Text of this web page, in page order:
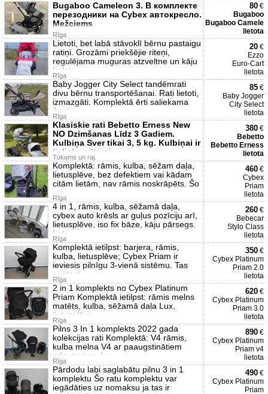
Bugaboo Cameleon 3. В комплекте
перезодники на Cybex автокресло.
Mežciems
Rīga
80 €
Bugaboo
Bugaboo Camele
lietota
Lietoti, bet labā stāvoklī bērnu pastaigu
ratiņi. Grozāmi priekšējie riteņi,
regulējama muguras atzveltne un kāju
balsts
Rīga
20 €
Ezzo
Euro-Cart
lietota
Baby Jogger City Select tandēmrati
divu bērnu transportēšanai. Rati lietoti,
izmazgāti. Komplektā ērti saliekama
šasija,
Rīga
85 €
Baby Jogger
City Select
lietota
Klasiskie rati Bebetto Erness New
NO Dzimšanas Līdz 3 Gadiem.
Kulbiņa Sver tikai 3, 5 kg. Kulbiņai ir
lieliska siltumi
Tukums un raj.
380 €
Bebetto
Bebetto Erness
lietota
Komplektā: rāmis, kulba, sēžam daļa,
lietusplēve, bez defektiem vai kādam
citām lietām, nav rāmis noskrāpēts. Šo
rat
Rīga
460 €
Cybex
Priam
lietota
4 in 1, rāmis, kulba, sēžamā daļa,
cybex auto krēsls ar guļus pozīciju arī,
lietusplēve, iso fix bāze, kāju pārsegs.
Ļot
Rīga
260 €
Bebecar
Stylo Class
lietota
Komplektā ietilpst: barjera, rāmis,
kulba, lietusplēve; Cybex Priam ir
ieviesis pilnīgu 3-vienā sistēmu. Tas
nozīmē,
Rīga
350 €
Cybex Platinum
Priam 2.0
lietota
2 in 1 komplekts no Cybex Platinum
Priam Komplektā ietilpst: rāmis melns
matēts, kulba, sēžamā daļa Lux,
lietusplēve
Rīga
620 €
Cybex Platinum
Priam 3.0
lietota
Pilns 3 In 1 komplekts 2022 gada
kolekcijas rati Komplektā: V4 rāmis,
kulba melna V4 ar paaugstinātiem
adapteriem, Lu
Rīga
890 €
Cybex Platinum
Priam v4
lietota
Pārdodu labi saglabātu pilnu 3 in 1
komplektu Šo ratu komplektu var
iegādāties uz nomaksu ja tas ir
490 €
Cybex Platinum
Priam